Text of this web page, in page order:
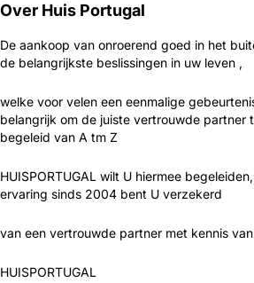
Over Huis Portugal
De aankoop van onroerend goed in het
de belangrijkste beslissingen in uw leven ,
welke voor velen een eenmalige
belangrijk om de juiste vertrouwde partner
begeleid van A tm Z
HUISPORTUGAL wilt U hiermee
ervaring sinds 2004 bent U verzekerd
van een vertrouwde partner met kennis
HUISPORTUGAL